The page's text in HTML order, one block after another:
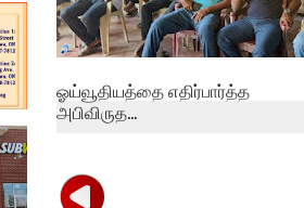
ஓய்வூதியத்தை எதிர்பார்த்த
அபிவிருத...